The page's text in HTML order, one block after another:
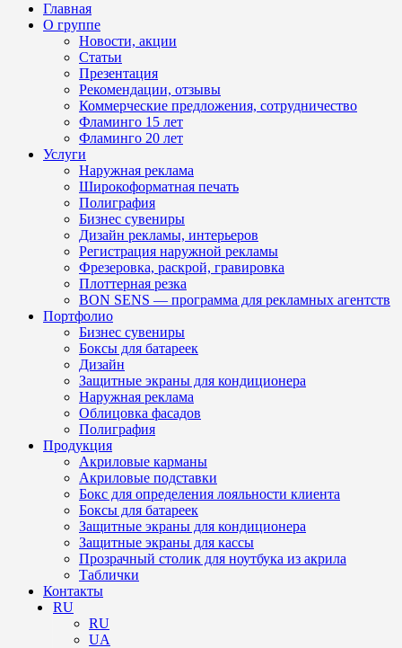
Главная
О группе
Новости, акции
Статьи
Презентация
Рекомендации, отзывы
Коммерческие предложения, сотрудничество
Фламинго 15 лет
Фламинго 20 лет
Услуги
Наружная реклама
Широкоформатная печать
Полиграфия
Бизнес сувениры
Дизайн рекламы, интерьеров
Регистрация наружной рекламы
Фрезеровка, раскрой, гравировка
Плоттерная резка
BON SENS — программа для рекламных агентств
Портфолио
Бизнес сувениры
Боксы для батареек
Дизайн
Защитные экраны для кондиционера
Наружная реклама
Облицовка фасадов
Полиграфия
Продукция
Акриловые карманы
Акриловые подставки
Бокс для определения лояльности клиента
Боксы для батареек
Защитные экраны для кондиционера
Защитные экраны для кассы
Прозрачный столик для ноутбука из акрила
Таблички
Контакты
RU
RU
UA